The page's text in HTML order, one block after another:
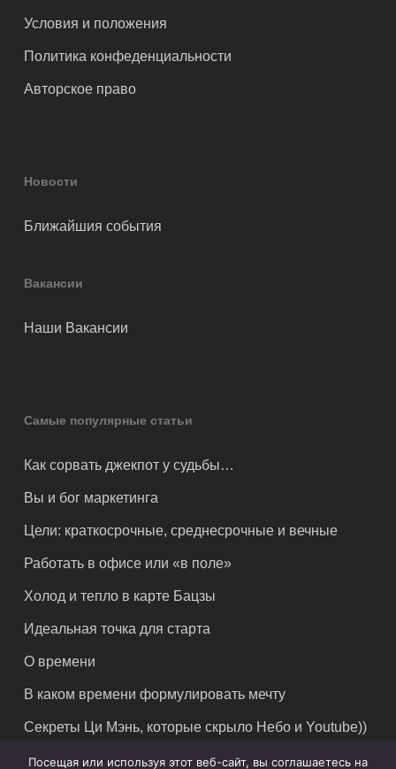
Условия и положения
Политика конфеденциальности
Авторское право
Новости
Ближайшия события
Вакансии
Наши Вакансии
Самые популярные статьи
Как сорвать джекпот у судьбы…
Вы и бог маркетинга
Цели: краткосрочные, среднесрочные и вечные
Работать в офисе или «в поле»
Холод и тепло в карте Бацзы
Идеальная точка для старта
О времени
В каком времени формулировать мечту
Секреты Ци Мэнь, которые скрыло Небо и Youtube))
Посещая или используя этот веб-сайт, вы соглашаетесь на